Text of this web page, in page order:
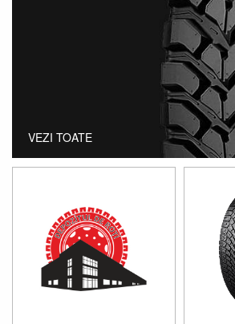
VEZI TOATE